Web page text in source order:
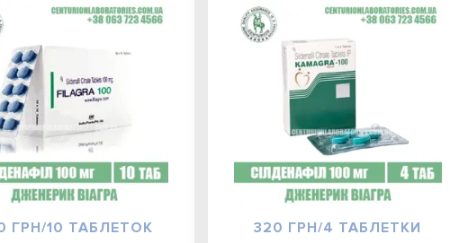
ГРН/10 ТАБЛЕТОК 320 ГРН/4 ТАБЛЕТКИ